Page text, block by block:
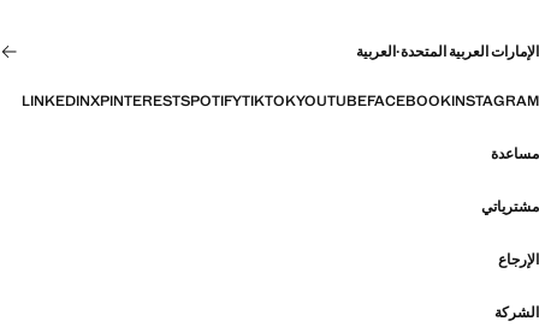
الإمارات العربية المتحدة·العربية
INSTAGRAM
FACEBOOK
YOUTUBE
TIKTOK
SPOTIFY
PINTEREST
X
LINKEDIN
مساعدة
مشترياتي
الإرجاع
الشركة